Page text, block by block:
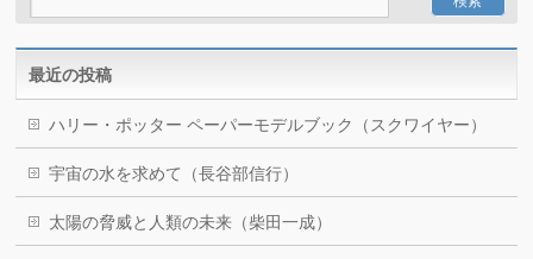
最近の投稿
ハリー・ポッター ペーパーモデルブック（スクワイヤー）
宇宙の水を求めて（長谷部信行）
太陽の脅威と人類の未来（柴田一成）